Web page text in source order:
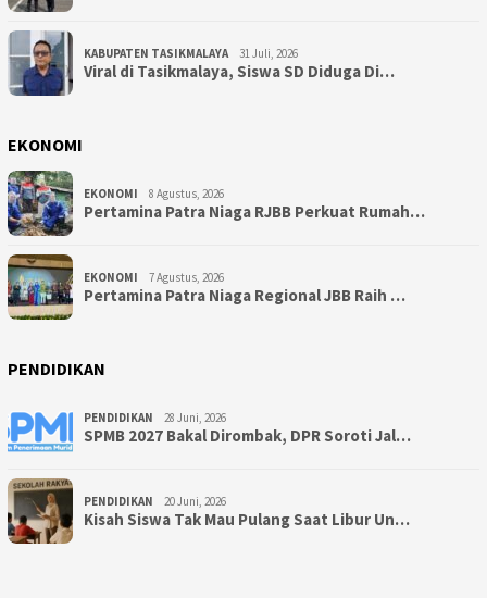
KABUPATEN TASIKMALAYA 31 Juli, 2026
Viral di Tasikmalaya, Siswa SD Diduga Di…
EKONOMI
EKONOMI 8 Agustus, 2026
Pertamina Patra Niaga RJBB Perkuat Rumah…
EKONOMI 7 Agustus, 2026
Pertamina Patra Niaga Regional JBB Raih …
PENDIDIKAN
PENDIDIKAN 28 Juni, 2026
SPMB 2027 Bakal Dirombak, DPR Soroti Jal…
PENDIDIKAN 20 Juni, 2026
Kisah Siswa Tak Mau Pulang Saat Libur Un…